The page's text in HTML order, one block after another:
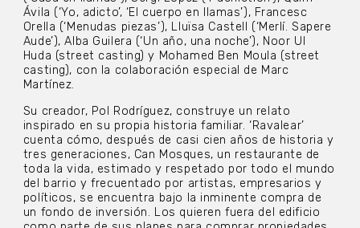
Ávila (‘Yo, adicto’, ‘El cuerpo en llamas’), Francesc
Orella (‘Menudas piezas’), Lluïsa Castell (‘Merlí. Sapere
Aude’), Alba Guilera (‘Un año, una noche’), Noor Ul
Huda (street casting) y Mohamed Ben Moula (street
casting), con la colaboración especial de Marc
Martínez.
Su creador, Pol Rodríguez, construye un relato
inspirado en su propia historia familiar. ‘Ravalear’
cuenta cómo, después de casi cien años de historia y
tres generaciones, Can Mosques, un restaurante de
toda la vida, estimado y respetado por todo el mundo
del barrio y frecuentado por artistas, empresarios y
políticos, se encuentra bajo la inminente compra de
un fondo de inversión. Los quieren fuera del edificio